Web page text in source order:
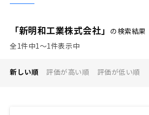
「新明和工業株式会社」 の検索結果
全1件中1〜1件表示中
新しい順 評価が高い順 評価が低い順